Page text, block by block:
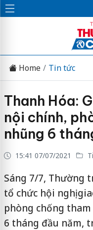
Home Tin tức
Thanh Hóa:
nội chính,
nhũng 6
15:41 07/07/2021
Sáng 7/7, Thường
tổ chức hội nghị
phòng chống
6 tháng đầu năm,